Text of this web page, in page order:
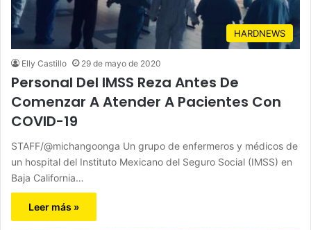
HARDNEWS
Elly Castillo 29 de mayo de 2020
Personal Del IMSS Reza Antes De
Comenzar A Atender A Pacientes Con
COVID-19
STAFF/@michangoonga Un grupo de enfermeros y médicos de
un hospital del Instituto Mexicano del Seguro Social (IMSS) en
Baja California…
Leer más »